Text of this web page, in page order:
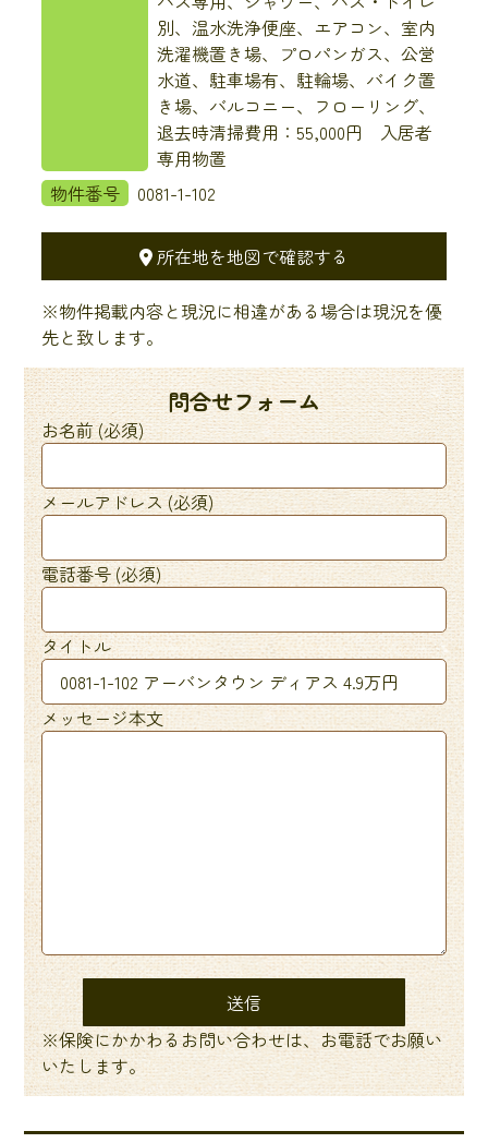
別、温水洗浄便座、エアコン、室内
洗濯機置き場、プロパンガス、公営
水道、駐車場有、駐輪場、バイク置
き場、バルコニー、フローリング、
退去時清掃費用：55,000円 入居者
専用物置
物件番号
0081-1-102
所在地を地図で確認する
※物件掲載内容と現況に相違がある場合は現況を優
先と致します。
問合せフォーム
お名前 (必須)
メールアドレス (必須)
電話番号 (必須)
タイトル
メッセージ本文
※保険にかかわるお問い合わせは、お電話でお願い
いたします。